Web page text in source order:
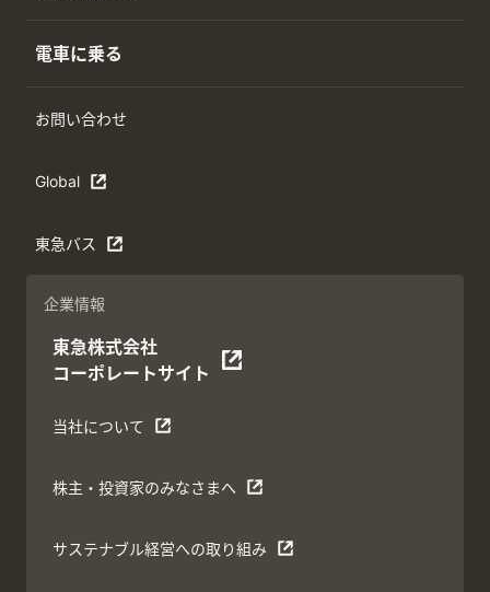
電車に乗る
お問い合わせ
Global
東急バス
企業情報
東急株式会社
コーポレートサイト
当社について
株主・投資家のみなさまへ
サステナブル経営への取り組み